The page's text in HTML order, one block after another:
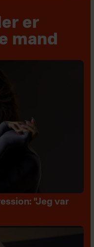
er
mand
"Jeg var